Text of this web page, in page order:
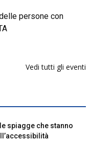
persone con
Vedi tutti gli eventi
spiagge che stanno